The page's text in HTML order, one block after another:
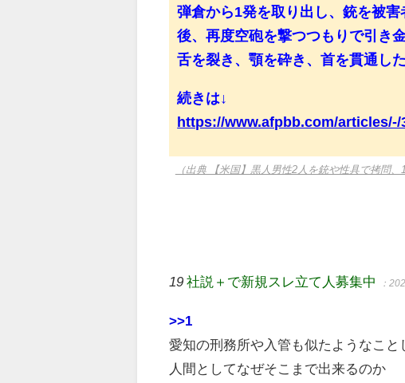
弾倉から1発を取り出し、銃を被
後、再度空砲を撃つつもりで引き
舌を裂き、顎を砕き、首を貫通し
続きは↓
https://www.afpbb.com/articles/-/
（出典 【米国】黒人男性2人を銃や性具で拷
19 社説＋で新規スレ立て人募集中 ：
>>1
愛知の刑務所や入管も似たようなこと
人間としてなぜそこまで出来るのか